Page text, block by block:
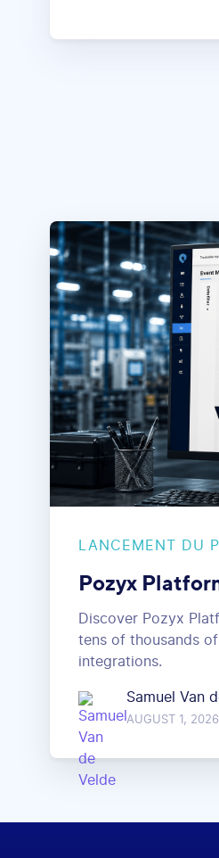
LANCEMENT DU
Pozyx
Discover Pozyx
tens of thousands
integrations.
Samuel Van
AUGUST 1, 2026